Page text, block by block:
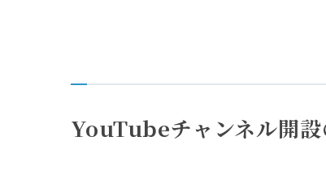
YouTubeチャンネル開設